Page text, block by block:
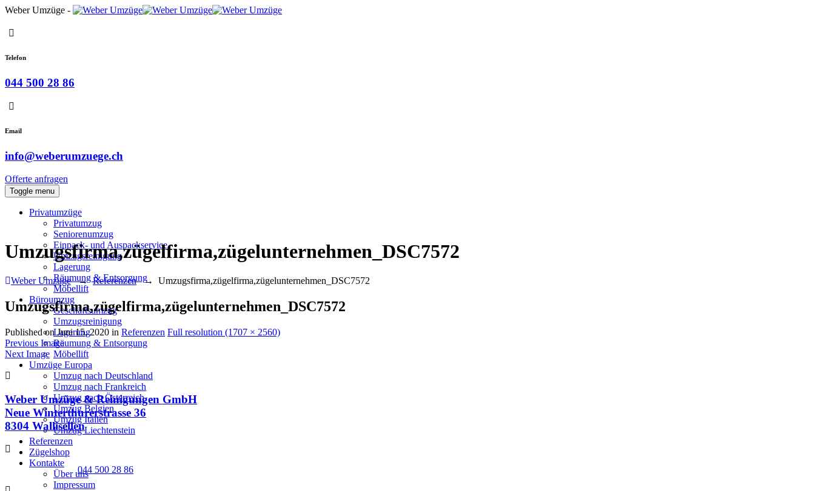
Weber Umzüge -
Telefon
044 500 28 86
Email
info@weberumzuege.ch
Offerte anfragen
Toggle menu
Privatumzüge
Privatumzug
Seniorenumzug
Einpack- und Auspackservice
Umzugsreinigung
Lagerung
Räumung & Entsorgung
Möbellift
Büroumzug
Geschäftsumzug
Umzugsreinigung
Lagerung
Räumung & Entsorgung
Möbellift
Umzüge Europa
Umzug nach Deutschland
Umzug nach Frankreich
Umzug nach Österreich
Umzug Belgien
Umzug Italien
Umzug Liechtenstein
Referenzen
Zügelshop
Kontakte
Über uns
Impressum
Umzugsfirma,zügelfirma,zügelunternehmen_DSC7572
Weber Umzüge →Referenzen→ Umzugsfirma,zügelfirma,zügelunternehmen_DSC7572
Umzugsfirma,zügelfirma,zügelunternehmen_DSC7572
Published onJuni 15, 2020 in Referenzen Full resolution (1707 × 2560)
Previous Image
Next Image
Weber Umzüge & Reinigungen GmbH
Neue Winterthurerstrasse 36
8304 Wallisellen
044 500 28 86